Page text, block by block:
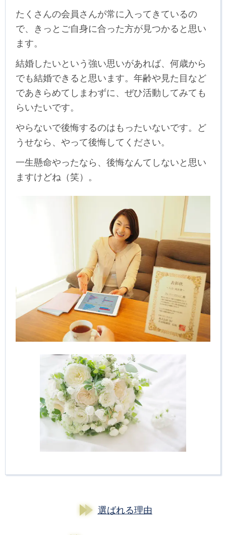
たくさんの会員さんが常に入ってきているの
で、きっとご自身に合った方が見つかると思い
ます。
結婚したいという強い思いがあれば、何歳から
でも結婚できると思います。年齢や見た目など
であきらめてしまわずに、ぜひ活動してみても
らいたいです。
やらないで後悔するのはもったいないです。ど
うせなら、やって後悔してください。
一生懸命やったなら、後悔なんてしないと思い
ますけどね（笑）。
選ばれる理由